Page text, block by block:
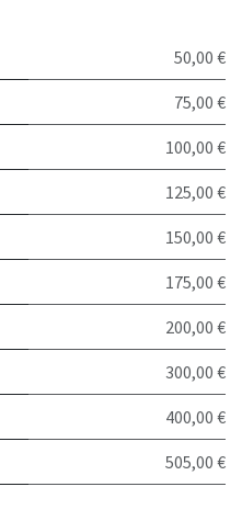
50,00 €
75,00 €
100,00 €
125,00 €
150,00 €
175,00 €
200,00 €
300,00 €
400,00 €
505,00 €